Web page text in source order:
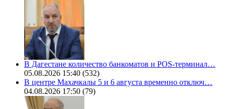
В Дагестане количество банкоматов и POS-терминал…
05.08.2026 15:40 (532)
В центре Махачкалы 5 и 6 августа временно отключ…
04.08.2026 17:50 (79)